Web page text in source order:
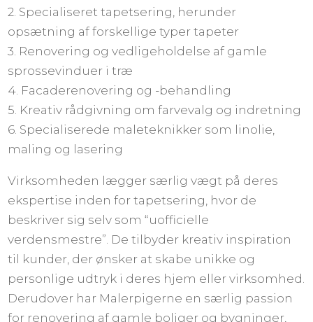
2. Specialiseret tapetsering, herunder
opsætning af forskellige typer tapeter
3. Renovering og vedligeholdelse af gamle
sprossevinduer i træ
4. Facaderenovering og -behandling
5. Kreativ rådgivning om farvevalg og indretning
6. Specialiserede maleteknikker som linolie,
maling og lasering
Virksomheden lægger særlig vægt på deres
ekspertise inden for tapetsering, hvor de
beskriver sig selv som “uofficielle
verdensmestre”. De tilbyder kreativ inspiration
til kunder, der ønsker at skabe unikke og
personlige udtryk i deres hjem eller virksomhed.
Derudover har Malerpigerne en særlig passion
for renovering af gamle boliger og bygninger,